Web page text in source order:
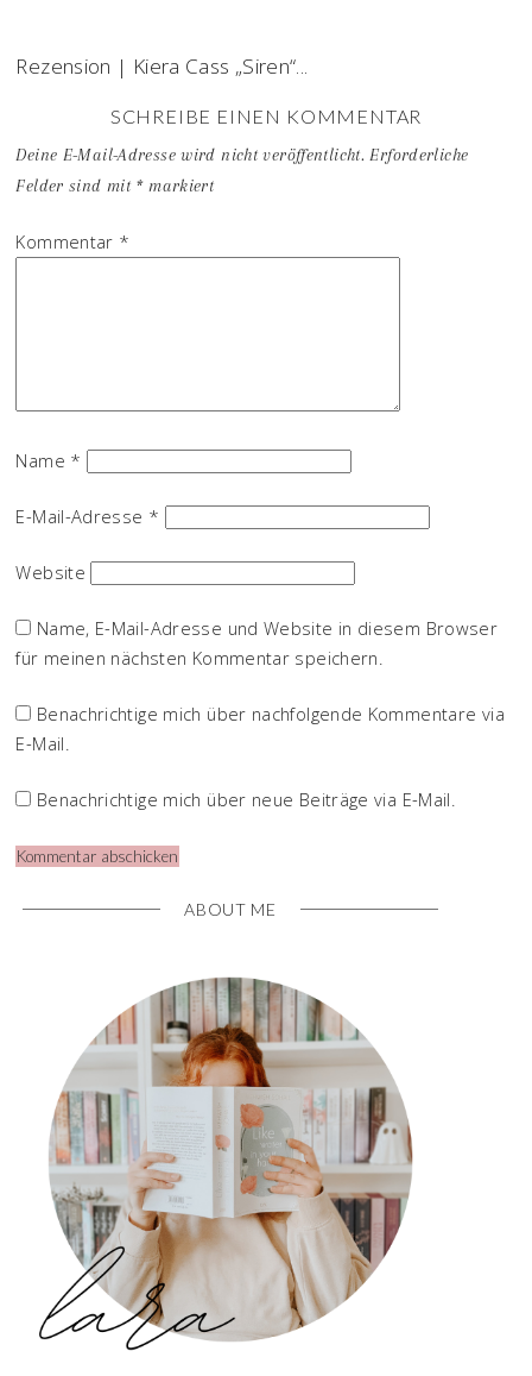
Rezension | Kiera Cass „Siren“...
SCHREIBE EINEN KOMMENTAR
Deine E-Mail-Adresse wird nicht veröffentlicht. Erforderliche
Felder sind mit *markiert
Kommentar *
Name *
E-Mail-Adresse *
Website
Name, E-Mail-Adresse und Website in diesem Browser
für meinen nächsten Kommentar speichern.
Benachrichtige mich über nachfolgende Kommentare via
E-Mail.
Benachrichtige mich über neue Beiträge via E-Mail.
ABOUT ME